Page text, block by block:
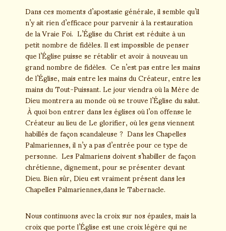
Dans ces moments d’apostasie générale, il semble qu’il
n’y ait rien d’efficace pour parvenir à la restauration
de la Vraie Foi. L’Église du Christ est réduite à un
petit nombre de fidèles. Il est impossible de penser
que l’Église puisse se rétablir et avoir à nouveau un
grand nombre de fidèles. Ce n’est pas entre les mains
de l’Église, mais entre les mains du Créateur, entre les
mains du Tout-Puissant. Le jour viendra où la Mère de
Dieu montrera au monde où se trouve l’Église du salut.
À quoi bon entrer dans les églises où l’on offense le
Créateur au lieu de Le glorifier, où les gens viennent
habillés de façon scandaleuse ? Dans les Chapelles
Palmariennes, il n’y a pas d’entrée pour ce type de
personne. Les Palmariens doivent s’habiller de façon
chrétienne, dignement, pour se présenter devant
Dieu. Bien sûr, Dieu est vraiment présent dans les
Chapelles Palmariennes,dans le Tabernacle.
Nous continuons avec la croix sur nos épaules, mais la
croix que porte l’Église est une croix légère qui ne